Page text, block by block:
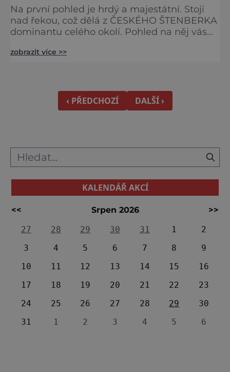
Na první pohled je hrdý a majestátní. Stojí
nad řekou, což dělá z ČESKÉHO ŠTENBERKA
dominantu celého okolí. Pohled na něj vás
nádhernému výhledu na jeden z našich
uvidíte skvostnou památku v celé její
mohutnosti. Její krása a důstojnost vás úpln
zobrazit více >>
‹ PŘEDCHOZÍ DALŠÍ ›
KALENDÁŘ AKCÍ
<< Srpen 2026
>>
27
28 29 30 31 1
2
3
4 5 6 7 8
9
10
11 12 13 14 15
16
17
18 19 20 21 22
23
24
25 26 27 28 29
30
31
1 2 3 4 5 6